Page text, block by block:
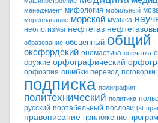
менеджмент мифология мобильный
мореплавание морской музыка
неологизмы нефтегаз
образование обсценный общий
оксфордский ономастика опечатка
оружие орфографический
орфоэпия ошибки перевод поговорки
подписка полиграфия
политехнический политика
русский портабельный пословицы
правописание приложение